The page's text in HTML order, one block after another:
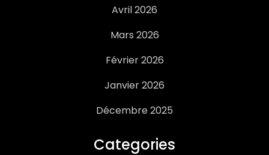
Avril 2026
Mars 2026
Février 2026
Janvier 2026
Décembre 2025
Categories